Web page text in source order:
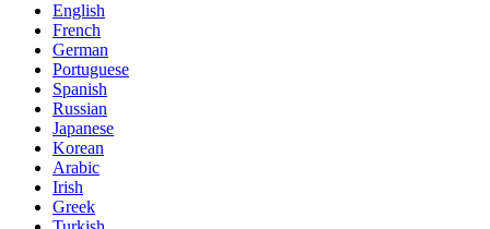
English
French
German
Portuguese
Spanish
Russian
Japanese
Korean
Arabic
Irish
Greek